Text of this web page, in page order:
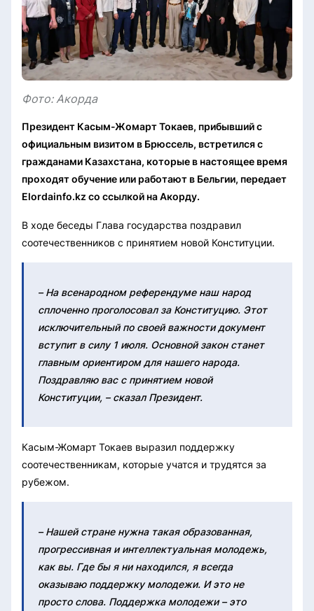
Фото: Акорда
Президент Касым-Жомарт Токаев, прибывший с
официальным визитом в Брюссель, встретился с
гражданами Казахстана, которые в настоящее время
проходят обучение или работают в Бельгии, передает
Elordainfo.kz со ссылкой на Акорду.
В ходе беседы Глава государства поздравил
соотечественников с принятием новой Конституции.
– На всенародном референдуме наш народ
сплоченно проголосовал за Конституцию. Этот
исключительный по своей важности документ
вступит в силу 1 июля. Основной закон станет
главным ориентиром для нашего народа.
Поздравляю вас с принятием новой
Конституции, – сказал Президент.
Касым-Жомарт Токаев выразил поддержку
соотечественникам, которые учатся и трудятся за
рубежом.
– Нашей стране нужна такая образованная,
прогрессивная и интеллектуальная молодежь,
как вы. Где бы я ни находился, я всегда
оказываю поддержку молодежи. И это не
просто слова. Поддержка молодежи – это